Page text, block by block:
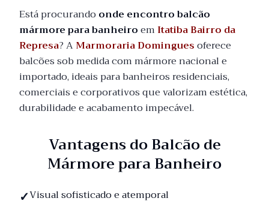
Está procurando onde encontro balcão
mármore para banheiroem Itatiba Bairro da
Represa? AMarmoraria Dominguesoferece
balcões sob medida com mármore nacional e
importado, ideais para banheiros residenciais,
comerciais e corporativos que valorizam estética,
durabilidade e acabamento impecável.
Vantagens do Balcão de
Mármore para Banheiro
Visual sofisticado e atemporal